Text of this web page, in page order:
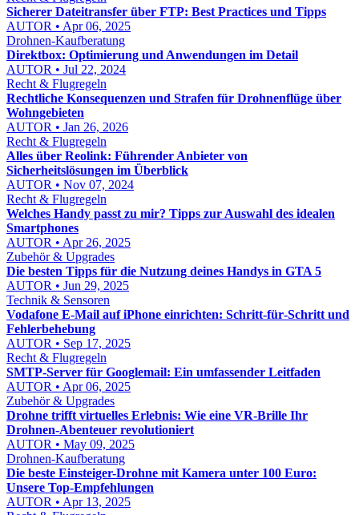
Sicherer Dateitransfer über FTP: Best Practices und Tipps
AUTOR • Apr 06, 2025
Drohnen-Kaufberatung
Direktbox: Optimierung und Anwendungen im Detail
AUTOR • Jul 22, 2024
Recht & Flugregeln
Rechtliche Konsequenzen und Strafen für Drohnenflüge über
Wohngebieten
AUTOR • Jan 26, 2026
Recht & Flugregeln
Alles über Reolink: Führender Anbieter von
Sicherheitslösungen im Überblick
AUTOR • Nov 07, 2024
Recht & Flugregeln
Welches Handy passt zu mir? Tipps zur Auswahl des idealen
Smartphones
AUTOR • Apr 26, 2025
Zubehör & Upgrades
Die besten Tipps für die Nutzung deines Handys in GTA 5
AUTOR • Jun 29, 2025
Technik & Sensoren
Vodafone E‑Mail auf iPhone einrichten: Schritt‑für‑Schritt und
Fehlerbehebung
AUTOR • Sep 17, 2025
Recht & Flugregeln
SMTP-Server für Googlemail: Ein umfassender Leitfaden
AUTOR • Apr 06, 2025
Zubehör & Upgrades
Drohne trifft virtuelles Erlebnis: Wie eine VR-Brille Ihr
Drohnen-Abenteuer revolutioniert
AUTOR • May 09, 2025
Drohnen-Kaufberatung
Die beste Einsteiger-Drohne mit Kamera unter 100 Euro:
Unsere Top-Empfehlungen
AUTOR • Apr 13, 2025